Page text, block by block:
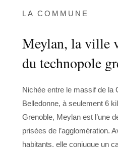
LA COMMUNE
Meylan, la ville
du technopole
Nichée entre le massif de la
Belledonne, à seulement 6
Grenoble, Meylan est l’une
prisées de l’agglomération.
habitants, elle conjugue un